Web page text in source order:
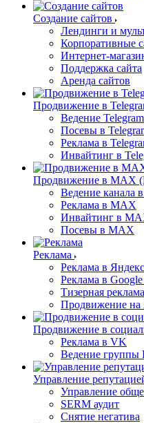
Создание сайтов
Лендинги и
Корпоративные
Интернет-
Поддержка сайта
Аренда сайтов
Продвижение в
Ведение
Посевы в
Реклама в
Инвайтинг в
Продвижение в MAX
Ведение канала
Реклама в MAX
Инвайтинг в
Посевы в MAX
Реклама
Реклама в
Реклама в
Тизерная реклама
Продвижение на
Продвижение в
Реклама в VK
Ведение
Управление
Управление
SERM аудит
Снятие негатива